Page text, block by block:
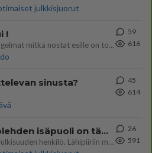
julkkisjuorut
!
Olipa hyvä kirjoitus, kiitos. Ongelmat mitkä nostat esille on todellisia ja tämä ylimielisyys totta ja se näkyy kaikessa
59
616
sinusta?
45
614
Tiesitkö? Martina Aitolehden isäpuoli on tämä suosittu laulaja
Martina Aitolehti on seurattu julkisuuden henkilö. Lähipiiriin mahtuu muitakin tunnettuja henkilöitä. Tiesitkö, että Ma
26
591